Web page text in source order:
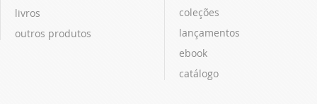
livros
outros produtos
coleções
lançamentos
ebook
catálogo